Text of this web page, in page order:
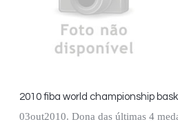
2010 fiba world championship
03out2010. Dona das últimas 4